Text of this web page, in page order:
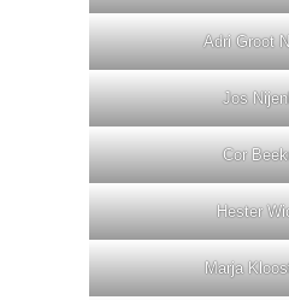
Adri Groot
Jos
Cor
Hester
Marja